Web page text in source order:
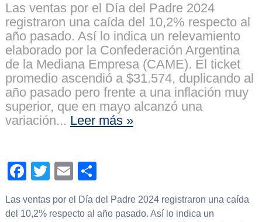
Las ventas por el Día del Padre 2024
registraron una caída del 10,2% respecto al
año pasado. Así lo indica un relevamiento
elaborado por la Confederación Argentina
de la Mediana Empresa (CAME). El ticket
promedio ascendió a $31.574, duplicando al
año pasado pero frente a una inflación muy
superior, que en mayo alcanzó una
variación... Leer más »
Facebook
TwitterEmail
Las ventas por el Día del Padre 2024 registraron una caída
del 10,2% respecto al año pasado. Así lo indica un